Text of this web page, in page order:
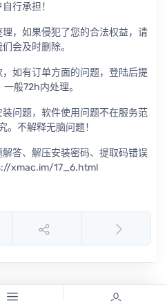
行承担！
，如果侵犯了您的合法权益，请
会及时删除。
如有订单方面的问题，登陆后提
般72h内处理。
问题，软件使用问题不在服务范
。不解释无脑问题！
答、解压安装密码、提取码错误
xmac.im/17_6.html